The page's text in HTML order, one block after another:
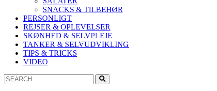
SNACKS & TILBEHØR
PERSONLIGT
REJSER & OPLEVELSER
SKØNHED & SELVPLEJE
TANKER & SELVUDVIKLING
TIPS & TRICKS
VIDEO
Search
for: